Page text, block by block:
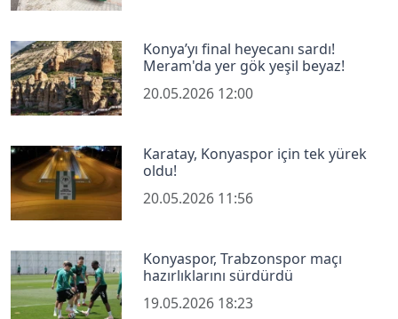
Konya’yı final heyecanı sardı!
Meram'da yer gök yeşil beyaz!
20.05.2026 12:00
Karatay, Konyaspor için tek yürek
oldu!
20.05.2026 11:56
Konyaspor, Trabzonspor maçı
hazırlıklarını sürdürdü
19.05.2026 18:23